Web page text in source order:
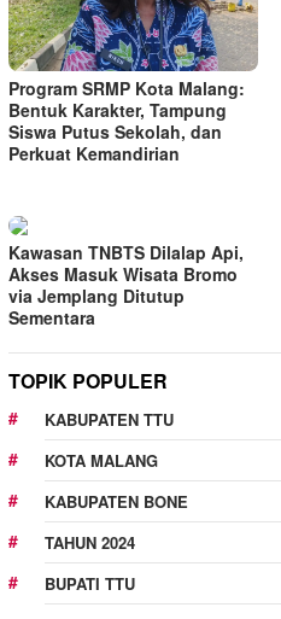
Program SRMP Kota Malang:
Bentuk Karakter, Tampung
Siswa Putus Sekolah, dan
Perkuat Kemandirian
Kawasan TNBTS Dilalap Api,
Akses Masuk Wisata Bromo
via Jemplang Ditutup
Sementara
TOPIK POPULER
KABUPATEN TTU
KOTA MALANG
KABUPATEN BONE
TAHUN 2024
BUPATI TTU